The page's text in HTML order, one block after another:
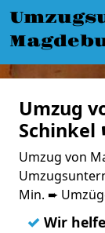
Umzug
Schinkel
Umzug von
Min. ➨
✓ Wir